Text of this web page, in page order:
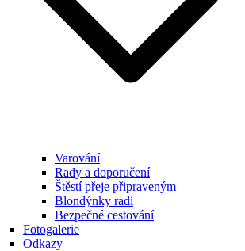
Varování
Rady a doporučení
Štěstí přeje připraveným
Blondýnky radí
Bezpečné cestování
Fotogalerie
Odkazy